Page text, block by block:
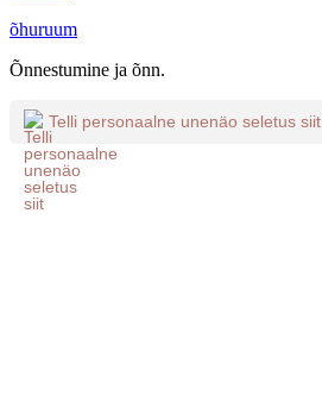
õhuruum
Õnnestumine ja õnn.
Telli personaalne unenäo seletus siit